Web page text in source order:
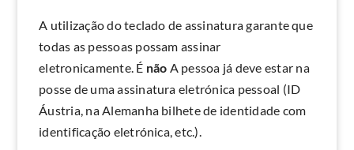
A utilização do teclado de assinatura garante que
todas as pessoas possam assinar
eletronicamente. É não A pessoa já deve estar na
posse de uma assinatura eletrónica pessoal (ID
Áustria, na Alemanha bilhete de identidade com
identificação eletrónica, etc.).